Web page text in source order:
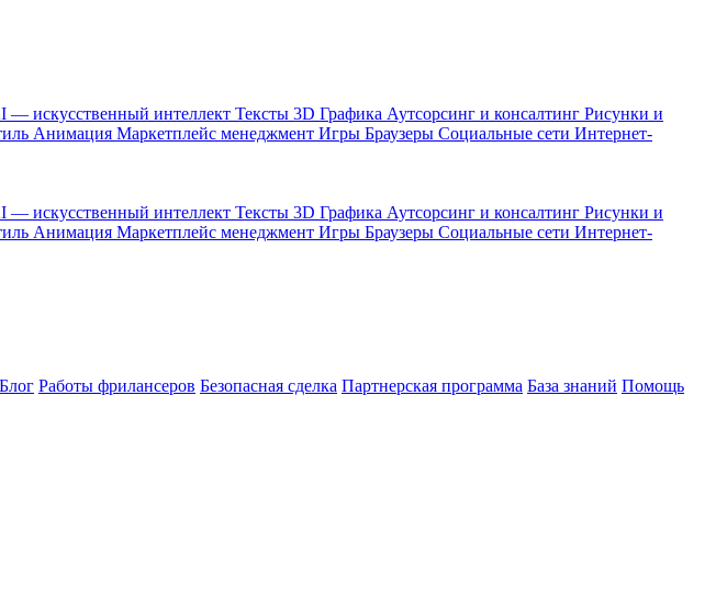
— искусственный интеллект Тексты 3D Графика Аутсорсинг и консалтинг Рисунки и
Анимация Маркетплейс менеджмент Игры Браузеры Социальные сети Интернет-
— искусственный интеллект Тексты 3D Графика Аутсорсинг и консалтинг Рисунки и
Анимация Маркетплейс менеджмент Игры Браузеры Социальные сети Интернет-
Блог Работы фрилансеров Безопасная сделка Партнерская программа База знаний Помощь